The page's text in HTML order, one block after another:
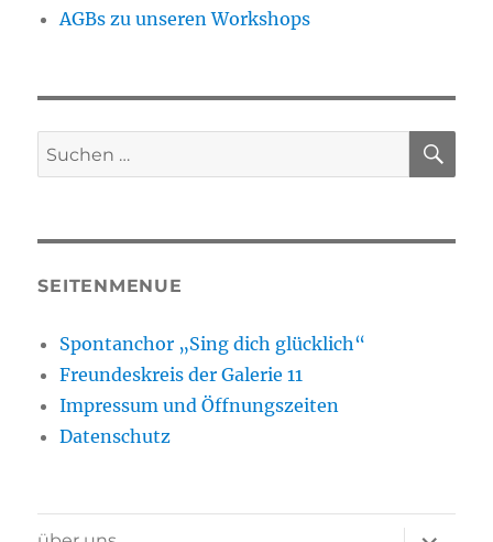
AGBs zu unseren Workshops
Suchen
nach:
SEITENMENUE
Spontanchor „Sing dich glücklich“
Freundeskreis der Galerie 11
Impressum und Öffnungszeiten
Datenschutz